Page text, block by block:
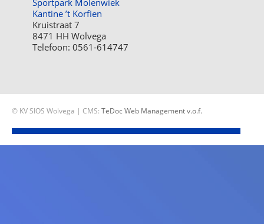
Sportpark Molenwiek
Kantine ’t Korfien
Kruistraat 7
8471 HH Wolvega
Telefoon: 0561-614747
© KV SIOS Wolvega | CMS: TeDoc Web Management v.o.f.